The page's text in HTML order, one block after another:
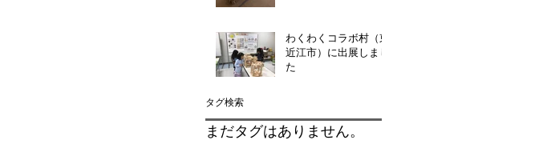
わくわくコラボ村（東
近江市）に出展しまし
た
タグ検索
まだタグはありません。